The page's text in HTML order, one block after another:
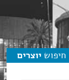
חיפוש יוצרים